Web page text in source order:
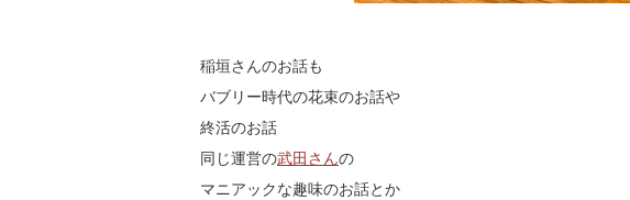
稲垣さんのお話も
バブリー時代の花束のお話や
終活のお話
同じ運営の武田さんの
マニアックな趣味のお話とか